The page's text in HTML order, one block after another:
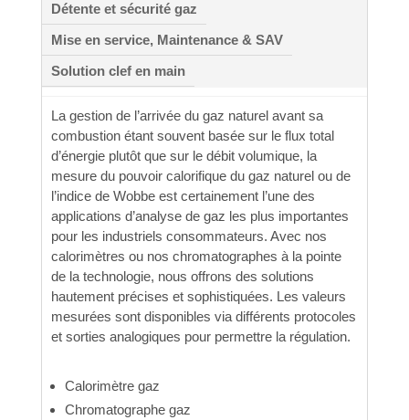
Détente et sécurité gaz
Mise en service, Maintenance & SAV
Solution clef en main
La gestion de l’arrivée du gaz naturel avant sa
combustion étant souvent basée sur le flux total
d’énergie plutôt que sur le débit volumique, la
mesure du pouvoir calorifique du gaz naturel ou de
l’indice de Wobbe est certainement l’une des
applications d’analyse de gaz les plus importantes
pour les industriels consommateurs. Avec nos
calorimètres ou nos chromatographes à la pointe
de la technologie, nous offrons des solutions
hautement précises et sophistiquées. Les valeurs
mesurées sont disponibles via différents protocoles
et sorties analogiques pour permettre la régulation.
Calorimètre gaz
Chromatographe gaz